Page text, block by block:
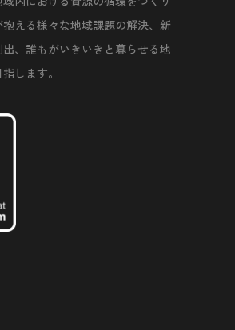
抱える様々な地域課題の解決、新
、誰もがいきいきと暮らせる地
します。